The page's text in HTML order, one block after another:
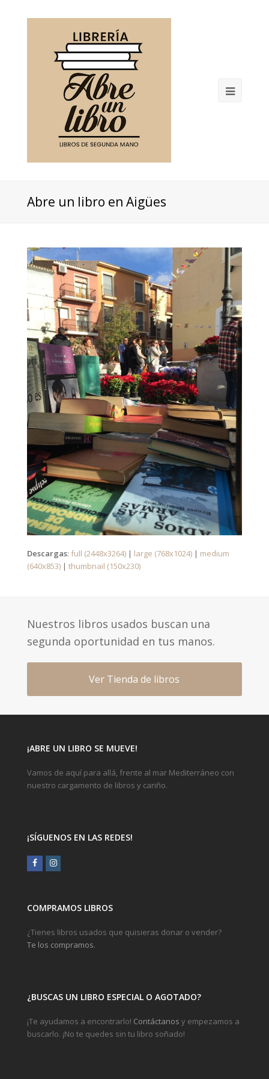
Open
Abre un libro en Aigües
Descargas: full (2448x3264)| large (768x1024)| medium
(640x853)| thumbnail (150x230)
Nuestros libros usados buscan una
segunda oportunidad en tus manos.
Ver Tienda de libros
¡ABRE UN LIBRO SE MUEVE!
Vamos de aquí para allá, frente al mar Mediterráneo con
nuestro cargamento de libros y cariño.
¡SÍGUENOS EN LAS REDES!
FacebookInstagram
COMPRAMOS LIBROS
¿Tienes libros usados que quisieras donar o vender?
Te los compramos.
¿BUSCAS UN LIBRO ESPECIAL O AGOTADO?
¡Te ayudamos a encontrarlo! Contáctanos y empezamos a
buscarlo. ¡No te quedes sin tu libro soñado!